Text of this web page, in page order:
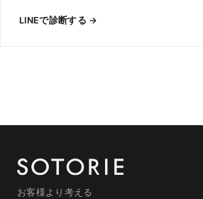
LINEで診断する →
お客様より考える